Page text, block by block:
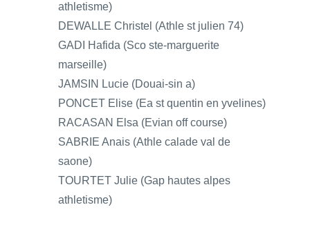
athletisme)
DEWALLE Christel (Athle st julien 74)
GADI Hafida (Sco ste-marguerite
marseille)
JAMSIN Lucie (Douai-sin a)
PONCET Elise (Ea st quentin en yvelines)
RACASAN Elsa (Evian off course)
SABRIE Anais (Athle calade val de
saone)
TOURTET Julie (Gap hautes alpes
athletisme)